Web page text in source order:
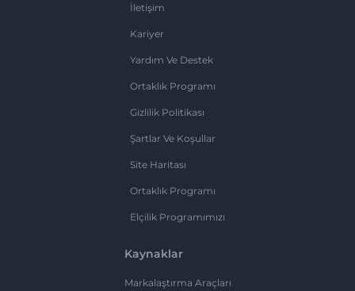
İletişim
Kariyer
Yardım Ve Destek
Ortaklık Programı
Gizlilik Politikası
Şartlar Ve Koşullar
Site Haritası
Ortaklık Programı
Elçilik Programımızı
Kaynaklar
Markalaştırma Araçları